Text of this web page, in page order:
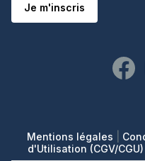
Je m'inscris
Mentions légales
d'Utilisation (CGV/CGU)